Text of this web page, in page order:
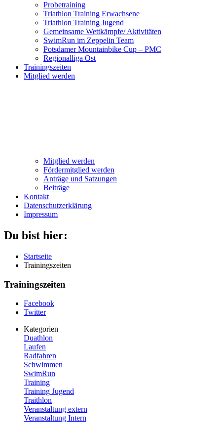
Probetraining
Triathlon Training Erwachsene
Triathlon Training Jugend
Gemeinsame Wettkämpfe/ Aktivitäten
SwimRun im Zeppelin Team
Potsdamer Mountainbike Cup – PMC
Regionalliga Ost
Trainingszeiten
Mitglied werden
Mitglied werden
Fördermitglied werden
Anträge und Satzungen
Beiträge
Kontakt
Datenschutzerklärung
Impressum
Du bist hier:
Startseite
Trainingszeiten
Trainingszeiten
Facebook
Twitter
Kategorien
Duathlon
Laufen
Radfahren
Schwimmen
SwimRun
Training
Training Jugend
Traithlon
Veranstaltung extern
Veranstaltung Intern